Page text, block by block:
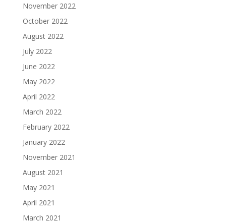
November 2022
October 2022
August 2022
July 2022
June 2022
May 2022
April 2022
March 2022
February 2022
January 2022
November 2021
August 2021
May 2021
April 2021
March 2021